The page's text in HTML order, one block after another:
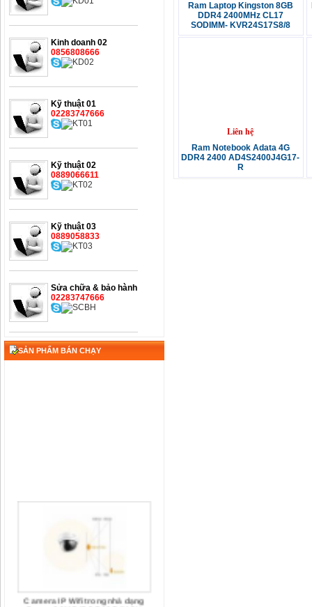
Kinh doanh 02
0856808666
Kỹ thuật 01
02283747666
Kỹ thuật 02
0889066611
Kỹ thuật 03
0889058833
Sửa chữa & bảo hành
02283747666
SẢN PHẨM BÁN CHẠY
Dome 2.0MP IPC-D22P-IMOU
Ram Laptop Kingston 8GB
DDR4 2400MHz CL17
SODIMM- KVR24S17S8/8
Liên hệ
Ram Notebook Adata 4G
DDR4 2400 AD4S2400J4G17-
R